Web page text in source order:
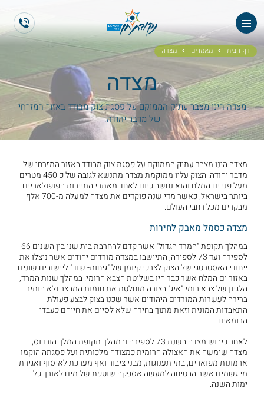
דף הבית מאמרים מצדה
מצדה
מצדה הינו מצבר עתיק הממוקם על פסגת צוק מבודד באזור המזרחי
של מדבר יהודה.
מצדה הינו מצבר עתיק הממוקם על פסגת צוק מבודד באזור המזרחי של
מדבר יהודה. הצוק עליו ממוקמת מצדה מתנשא לגובה של כ-450 מטרים
מעל פני ים המלח והוא נחשב כיום לאחד מאתרי התיירות הפופולאריים
ביותר בישראל, כאשר מדי שנה פוקדים את מצדה למעלה מ-700 אלף
מבקרים מכל רחבי העולם.
מצדה כסמל מאבק לחירות
במהלך תקופת "המרד הגדול" אשר קדם להחרבת בית שני בין השנים 66
לספירה ועד 73 לספירה, התיישבו במצדה מורדים יהודים אשר ניצלו את
ייחודי האסטרטגי של הצוק לצרכי קיומן של "גיחות- שוד" ליישובים שונים
באזור ים המלח אשר כבר היו בשליטת הצבא הרומי. במהלך שנות המרד,
הלגיון של צבא רומי "איג" בצורה מוחלטת את חומות המבצר ולא הותיר
ברירה לעשרות המורדים היהודים אשר שכנו בצוק לבצע פעולת
התאבדות המונית וזאת מתוך בחירה שלא לסיים את חייהם כעבדי
הרומאים.
לאחר כיבוש מצדה בשנת 73 לספירה ובמהלך תקופת המלך הורדוס,
מצדה שימשה את האצולה הרומית כמצודה מלכותית ועל פסגתה הוקמו
ארמונות מפוארים, בתי תענוגות, מבני ציבור ואף מערכת לאיסוף ואגירת
מי גשמים אשר הבטיחה למעשה אספקה שוטפת של מים לאורך כל
ימות השנה.
ראשי
אודותנו
טיולי תיירים
הטיולים שלנו
גלריית תמונות
גלריית וידאו
ממליצים
צור קשר
EN
ES